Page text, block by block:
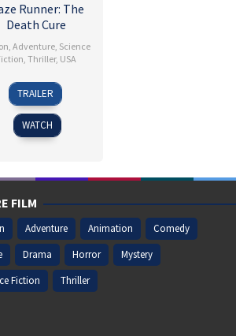
Runner: The
Death Cure
, Adventure, Science
, Thriller, USA
10
Jan
2018
Wes
Ball
TRAILER
WATCH
FILM
Adventure Animation
Comedy
Drama Horror
Mystery
Fiction
Thriller